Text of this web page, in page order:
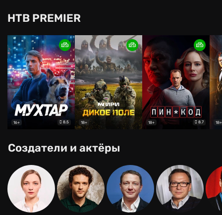
НТВ PREMIER
16+ 8.5 18+ 18+ 8.7 18+
Создатели и актёры